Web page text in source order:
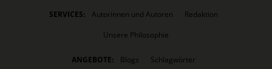
SERVICES: Autorinnen und Autoren
Redaktion
Unsere Philosophie
ANGEBOTE: Blogs Schlagwörter